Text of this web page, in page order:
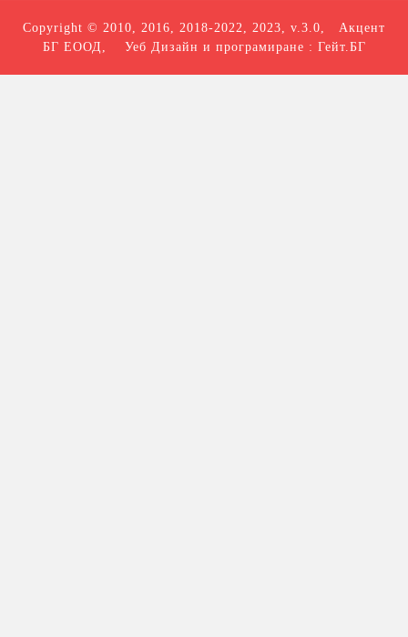
Copyright © 2010, 2016, 2018-2022, 2023, v.3.0, Акцент
БГ ЕООД , Уеб Дизайн и програмиране : Гейт.БГ